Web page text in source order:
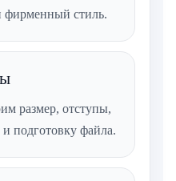
фирменный стиль.
размер, отступы,
подготовку файла.